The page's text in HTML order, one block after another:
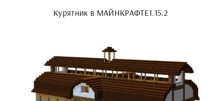
Курятник в МАЙНКРАФТЕ1.15.2